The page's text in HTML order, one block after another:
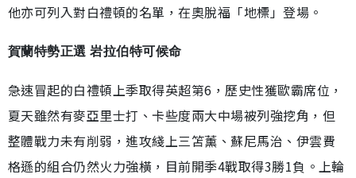
他亦可列入對白禮頓的名單，在奧脫福「地標」登場。
賀蘭特勢正選 岩拉伯特可候命
急速冒起的白禮頓上季取得英超第6，歷史性獲歐霸席位，
夏天雖然有麥亞里士打、卡些度兩大中場被列強挖角，但
整體戰力未有削弱，進攻綫上三笘薰、蘇尼馬治、伊雲費
格遜的組合仍然火力強橫，目前開季4戰取得3勝1負。上輪